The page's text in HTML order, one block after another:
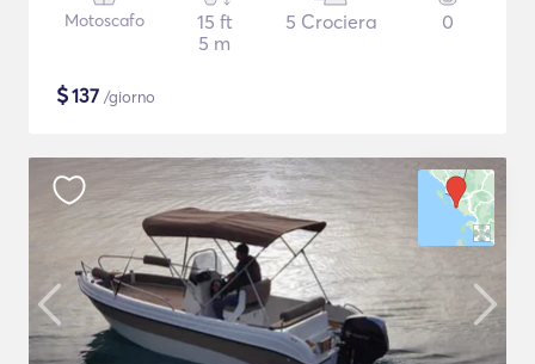
Motoscafo
15 ft
5 m
5 Crociera 0
$137 /giorno